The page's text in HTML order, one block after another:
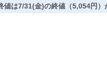
値は7/31(金)の終値（5,054円）